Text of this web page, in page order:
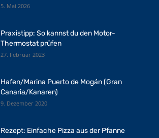
5. Mai 2026
Praxistipp: So kannst du den Motor-
Thermostat prüfen
27. Februar 2023
Hafen/Marina Puerto de Mogán (Gran
Canaria/Kanaren)
9. Dezember 2020
Rezept: Einfache Pizza aus der Pfanne